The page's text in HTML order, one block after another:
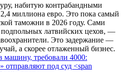
набитую контрабандными
миллиона евро. Это пока самый
таможни в 2026 году. Сами
подпольных латвийских цехов, —
Это задержание —
а скорее отлаженный бизнес.